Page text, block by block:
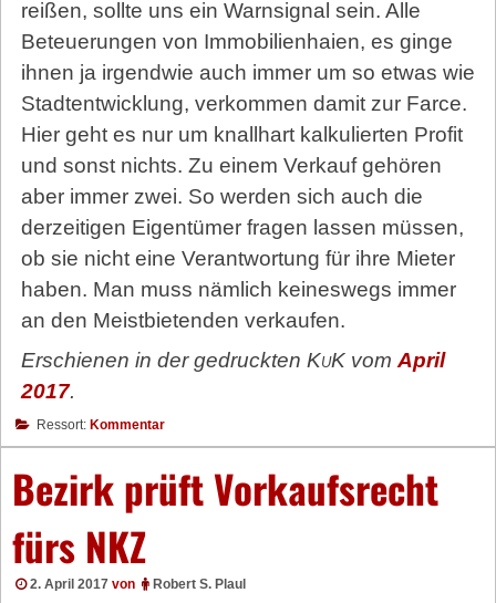
reißen, sollte uns ein Warnsignal sein. Alle
Beteuerungen von Immobilienhaien, es ginge
ihnen ja irgendwie auch immer um so etwas wie
Stadtentwicklung, verkommen damit zur Farce.
Hier geht es nur um knallhart kalkulierten Profit
und sonst nichts. Zu einem Verkauf gehören
aber immer zwei. So werden sich auch die
derzeitigen Eigentümer fragen lassen müssen,
ob sie nicht eine Verantwortung für ihre Mieter
haben. Man muss nämlich keineswegs immer
an den Meistbietenden verkaufen.
Erschienen in der gedruckten KuKvom April
2017.
Ressort: Kommentar
Bezirk prüft Vorkaufsrecht
fürs NKZ
2. April 2017 von Robert S. Plaul